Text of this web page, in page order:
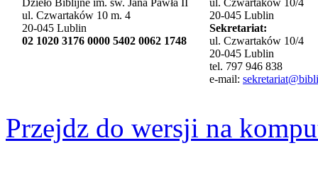
Dzieło Biblijne im. św. Jana Pawła II
ul. Czwartaków 10 m. 4
20-045 Lublin
02 1020 3176 0000 5402 0062 1748
ul. Czwartaków 10/4
20-045 Lublin
Sekretariat:
ul. Czwartaków 10/4
20-045 Lublin
tel. 797 946 838
e-mail:
Przejdz do wersji na